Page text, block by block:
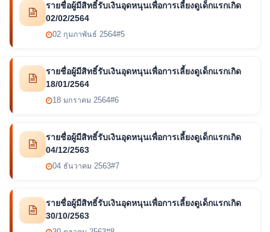
รายชื่อผู้มีสิทธิ์รับเงินอุดหนุนเพื่อการเลี้ยงดูเด็กแรกเกิด
02/02/2564
02 กุมภาพันธ์ 2564#5
รายชื่อผู้มีสิทธิ์รับเงินอุดหนุนเพื่อการเลี้ยงดูเด็กแรกเกิด
18/01/2564
18 มกราคม 2564#6
รายชื่อผู้มีสิทธิ์รับเงินอุดหนุนเพื่อการเลี้ยงดูเด็กแรกเกิด
04/12/2563
04 ธันวาคม 2563#7
รายชื่อผู้มีสิทธิ์รับเงินอุดหนุนเพื่อการเลี้ยงดูเด็กแรกเกิด
30/10/2563